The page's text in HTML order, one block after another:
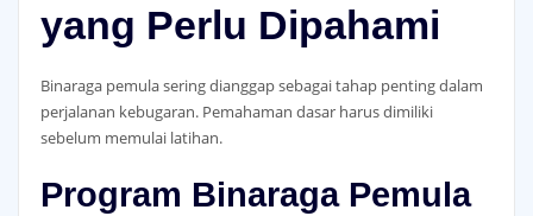
yang Perlu Dipahami
Binaraga pemula sering dianggap sebagai tahap penting dalam
perjalanan kebugaran. Pemahaman dasar harus dimiliki
sebelum memulai latihan.
Program Binaraga Pemula